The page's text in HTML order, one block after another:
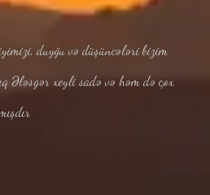
duyğu və düşüncələri bizim
Ələsgər xeyli sadə və həm də çox